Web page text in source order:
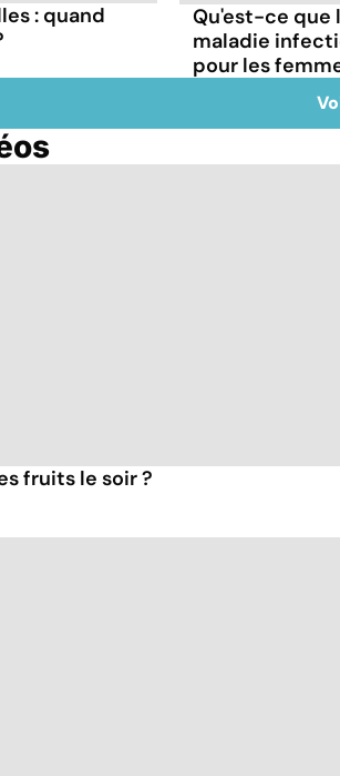
: quand
Qu'est-ce que
maladie
pour les
fruits le soir ?